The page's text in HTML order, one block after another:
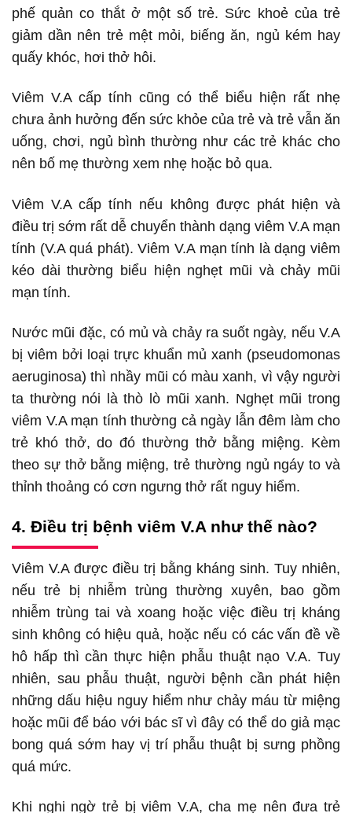
phế quản co thắt ở một số trẻ. Sức khoẻ của trẻ
giảm dần nên trẻ mệt mỏi, biếng ăn, ngủ kém hay
quấy khóc, hơi thở hôi.
Viêm V.A cấp tính cũng có thể biểu hiện rất nhẹ
chưa ảnh hưởng đến sức khỏe của trẻ và trẻ vẫn ăn
uống, chơi, ngủ bình thường như các trẻ khác cho
nên bố mẹ thường xem nhẹ hoặc bỏ qua.
Viêm V.A cấp tính nếu không được phát hiện và
điều trị sớm rất dễ chuyển thành dạng viêm V.A mạn
tính (V.A quá phát). Viêm V.A mạn tính là dạng viêm
kéo dài thường biểu hiện nghẹt mũi và chảy mũi
mạn tính.
Nước mũi đặc, có mủ và chảy ra suốt ngày, nếu V.A
bị viêm bởi loại trực khuẩn mủ xanh (pseudomonas
aeruginosa) thì nhầy mũi có màu xanh, vì vậy người
ta thường nói là thò lò mũi xanh. Nghẹt mũi trong
viêm V.A mạn tính thường cả ngày lẫn đêm làm cho
trẻ khó thở, do đó thường thở bằng miệng. Kèm
theo sự thở bằng miệng, trẻ thường ngủ ngáy to và
thỉnh thoảng có cơn ngưng thở rất nguy hiểm.
4. Điều trị bệnh viêm V.A như thế nào?
Viêm V.A được điều trị bằng kháng sinh. Tuy nhiên,
nếu trẻ bị nhiễm trùng thường xuyên, bao gồm
nhiễm trùng tai và xoang hoặc việc điều trị kháng
sinh không có hiệu quả, hoặc nếu có các vấn đề về
hô hấp thì cần thực hiện phẫu thuật nạo V.A. Tuy
nhiên, sau phẫu thuật, người bệnh cần phát hiện
những dấu hiệu nguy hiểm như chảy máu từ miệng
hoặc mũi để báo với bác sĩ vì đây có thể do giả mạc
bong quá sớm hay vị trí phẫu thuật bị sưng phồng
quá mức.
Khi nghi ngờ trẻ bị viêm V.A, cha mẹ nên đưa trẻ